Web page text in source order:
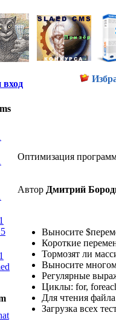
вход
Оптимизация
Автор Дмитрий
Выносите
Короткие
Тормозят ли
Выносите
Регулярные
Циклы: for,
Для чтения
Загрузка всех